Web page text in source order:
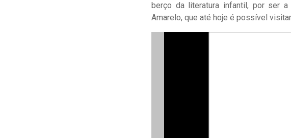
berço da literatura infantil, por ser
Amarelo, que até hoje é possível